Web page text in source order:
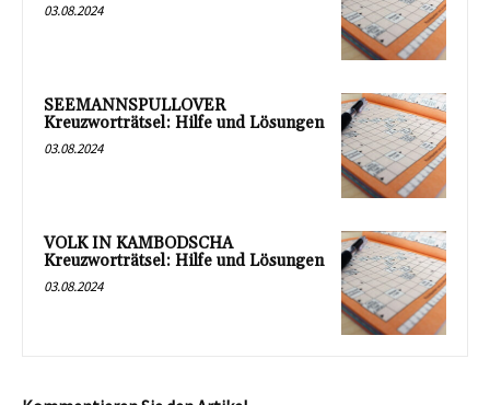
03.08.2024
SEEMANNSPULLOVER
Kreuzworträtsel: Hilfe und Lösungen
03.08.2024
VOLK IN KAMBODSCHA
Kreuzworträtsel: Hilfe und Lösungen
03.08.2024